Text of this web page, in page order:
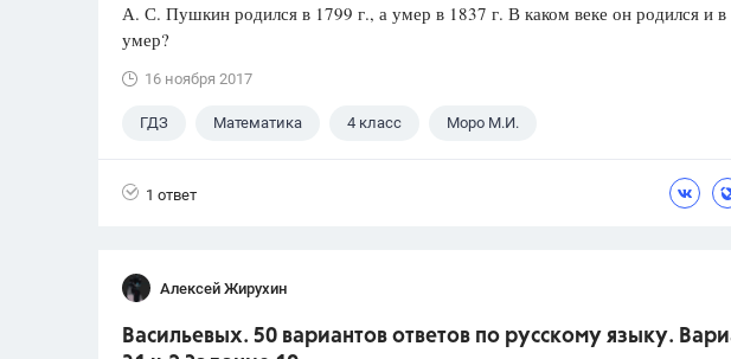
А. С. Пушкин родился в 1799 г., а умер в 1837 г. В каком веке он родился и в
умер?
16 ноября 2017
ГДЗ Математика 4 класс Моро М.И.
1 ответ
Алексей Жирухин
Васильевых. 50 вариантов ответов по русскому языку.